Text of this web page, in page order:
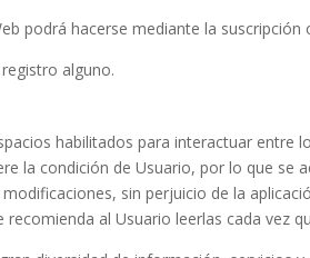
podrá hacerse mediante la
alguno.
habilitados para interactuar entre
la condición de Usuario, por lo que se
sin perjuicio de la
al Usuario leerlas cada vez